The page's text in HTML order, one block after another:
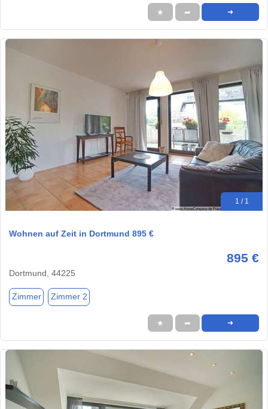
★ ➦ ➜
1 / 1
Wohnen auf Zeit in Dortmund 895 €
895 €
Dortmund, 44225
Zimmer Zimmer 2
★ ➦ ➜